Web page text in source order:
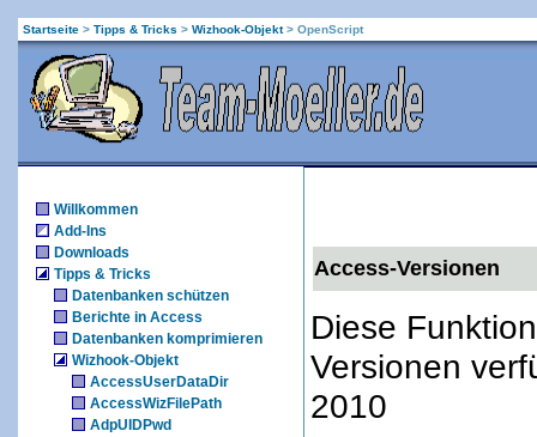
Startseite > Tipps & Tricks > Wizhook-Objekt> OpenScript
Willkommen
Add-Ins
Downloads
Tipps & Tricks
Datenbanken schützen
Berichte in Access
Datenbanken komprimieren
Wizhook-Objekt
AccessUserDataDir
AccessWizFilePath
AdpUIDPwd
Access-Versionen
Diese
Versionen
2010